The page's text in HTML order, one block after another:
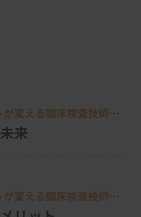
が変える臨床検査技師の
未来（下）
来
が変える臨床検査技師の
未来（中）